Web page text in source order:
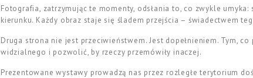
Fotografia, zatrzymując te momenty, odsłania to, co zwykle
kierunku. Każdy obraz staje się śladem przejścia – świadectwem
Druga strona nie jest przeciwieństwem. Jest dopełnieniem. Tym,
widzialnego i pozwolić, by rzeczy przemówiły inaczej.
Prezentowane wystawy prowadzą nas przez rozległe terytorium